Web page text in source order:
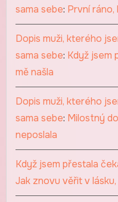
sama sebe: První
Dopis muži, kterého
sama sebe: Když jsem
mě našla
Dopis muži, kterého
sama sebe: Milostný
neposlala
Když jsem přestala
Jak znovu věřit v